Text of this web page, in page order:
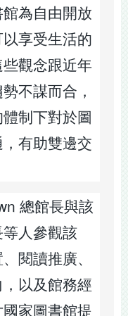
為自由開放
享受生活的
觀念跟近年
不謀而合，
制下對於圖
有助雙邊交
總館長與該
人參觀該
閱讀推廣、
以及館務經
家圖書館提